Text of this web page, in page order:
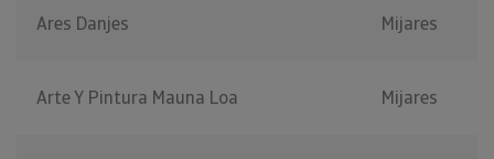
Ares Danjes Mijares
Arte Y Pintura Mauna Loa Mijares